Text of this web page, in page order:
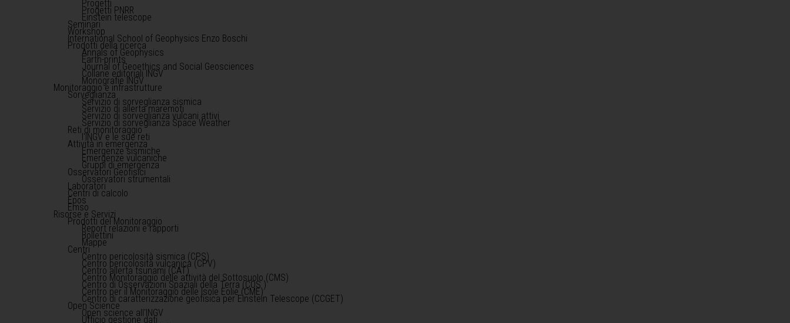
Progetti
Progetti PNRR
Einstein telescope
Seminari
Workshop
International School of Geophysics Enzo Boschi
Prodotti della ricerca
Annals of Geophysics
Earth-prints
Journal of Geoethics and Social Geosciences
Collane editoriali INGV
Monografie INGV
Monitoraggio e infrastrutture
Sorveglianza
Servizio di sorveglianza sismica
Servizio di allerta maremoti
Servizio di sorveglianza vulcani attivi
Servizio di sorveglianza Space Weather
Reti di monitoraggio
l'INGV e le sue reti
Attività in emergenza
Emergenze sismiche
Emergenze vulcaniche
Gruppi di emergenza
Osservatori Geofisici
Osservatori strumentali
Laboratori
Centri di calcolo
Epos
Emso
Risorse e Servizi
Prodotti del Monitoraggio
Report relazioni e rapporti
Bollettini
Mappe
Centri
Centro pericolosità sismica (CPS)
Centro pericolosità vulcanica (CPV)
Centro allerta tsunami (CAT)
Centro Monitoraggio delle attività del Sottosuolo (CMS)
Centro di Osservazioni Spaziali della Terra (COS )
Centro per il Monitoraggio delle Isole Eolie (CME)
Centro di caratterizzazione geofisica per Einstein Telescope (CCGET)
Open Science
Open science all'INGV
Ufficio gestione dati